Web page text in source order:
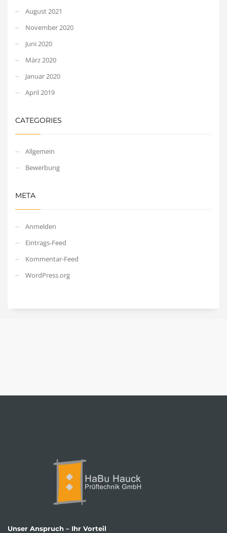
August 2021
November 2020
Juni 2020
März 2020
Januar 2020
April 2019
CATEGORIES
Allgemein
Bewerbung
META
Anmelden
Eintrags-Feed
Kommentar-Feed
WordPress.org
Unser Anspruch – Ihr Vorteil